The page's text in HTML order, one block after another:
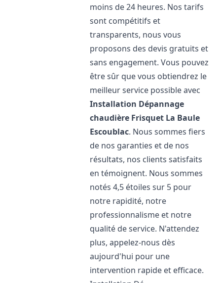
moins de 24 heures. Nos tarifs
sont compétitifs et
transparents, nous vous
proposons des devis gratuits et
sans engagement. Vous pouvez
être sûr que vous obtiendrez le
meilleur service possible avec
Installation Dépannage
chaudière Frisquet La Baule
Escoublac. Nous sommes fiers
de nos garanties et de nos
résultats, nos clients satisfaits
en témoignent. Nous sommes
notés 4,5 étoiles sur 5 pour
notre rapidité, notre
professionnalisme et notre
qualité de service. N'attendez
plus, appelez-nous dès
aujourd'hui pour une
intervention rapide et efficace.